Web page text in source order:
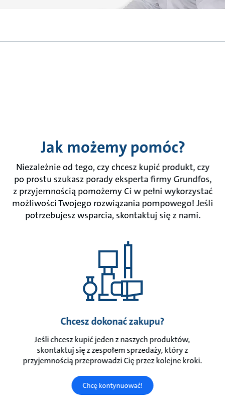
Jak możemy pomóc?
Niezależnie od tego, czy chcesz kupić produkt, czy
po prostu szukasz porady eksperta firmy Grundfos,
z przyjemnością pomożemy Ci w pełni wykorzystać
możliwości Twojego rozwiązania pompowego! Jeśli
potrzebujesz wsparcia, skontaktuj się z nami.
Chcesz dokonać zakupu?
Jeśli chcesz kupić jeden z naszych produktów,
skontaktuj się z zespołem sprzedaży, który z
przyjemnością przeprowadzi Cię przez kolejne kroki.
Chcę kontynuować!